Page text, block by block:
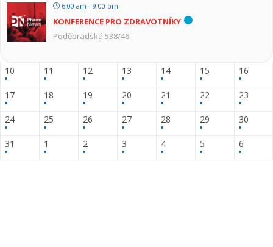
6:00 am - 9:00 pm
KONFERENCE PRO ZDRAVOTNÍKY
Poděbradská 538/46
10 11 12 13 14 15 16
17 18 19 20 21 22 23
24 25 26 27 28 29 30
31 1 2 3 4 5 6